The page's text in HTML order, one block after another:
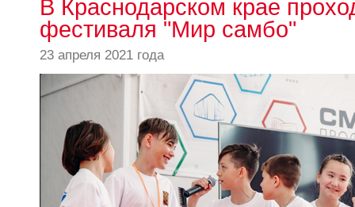
В Краснодарском крае
фестиваля "Мир самбо"
23 апреля 2021 года